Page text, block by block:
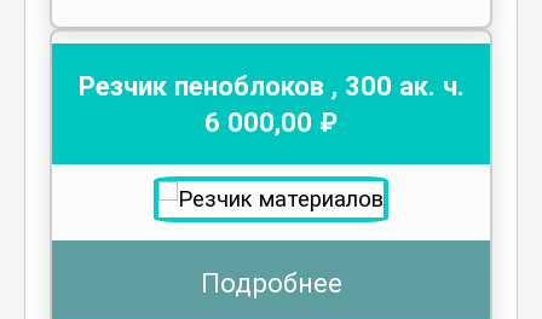
Резчик пеноблоков , 300 ак. ч.
6 000,00 ₽
Подробнее